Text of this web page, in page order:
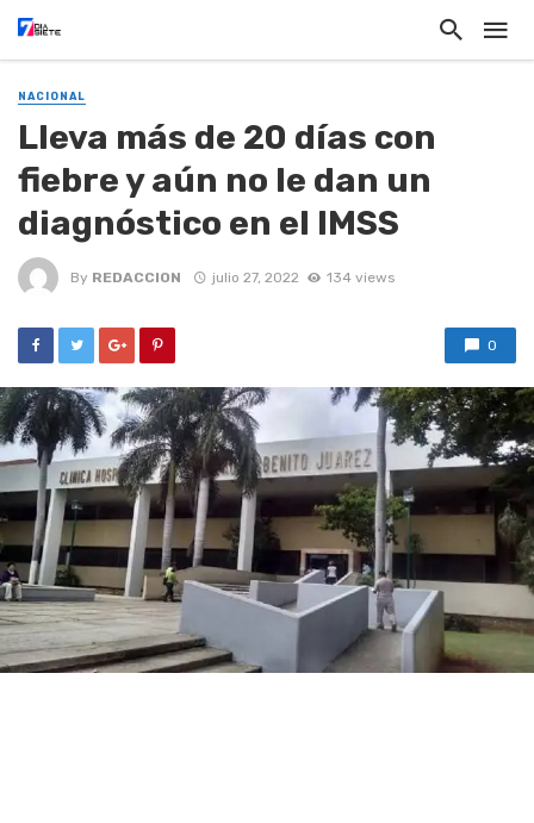
NACIONAL
Lleva más de 20 días con
fiebre y aún no le dan un
diagnóstico en el IMSS
By REDACCION julio 27, 2022 134 views
0